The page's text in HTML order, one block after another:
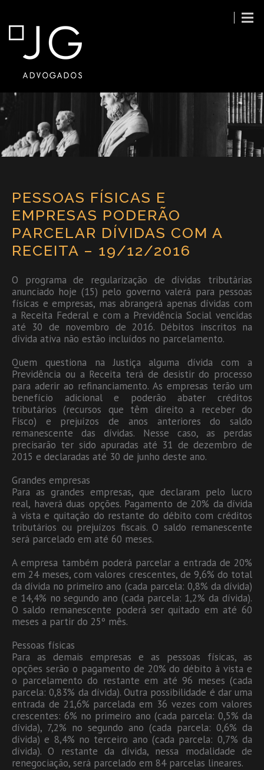
PESSOAS FÍSICAS E
EMPRESAS PODERÃO
PARCELAR DÍVIDAS COM A
RECEITA – 19/12/2016
O programa de regularização de dívidas tributárias
anunciado hoje (15) pelo governo valerá para pessoas
físicas e empresas, mas abrangerá apenas dívidas com
a Receita Federal e com a Previdência Social vencidas
até 30 de novembro de 2016. Débitos inscritos na
dívida ativa não estão incluídos no parcelamento.
Quem questiona na Justiça alguma dívida com a
Previdência ou a Receita terá de desistir do processo
para aderir ao refinanciamento. As empresas terão um
benefício adicional e poderão abater créditos
tributários (recursos que têm direito a receber do
Fisco) e prejuízos de anos anteriores do saldo
remanescente das dívidas. Nesse caso, as perdas
precisarão ter sido apuradas até 31 de dezembro de
2015 e declaradas até 30 de junho deste ano.
Grandes empresas
Para as grandes empresas, que declaram pelo lucro
real, haverá duas opções. Pagamento de 20% da dívida
à vista e quitação do restante do débito com créditos
tributários ou prejuízos fiscais. O saldo remanescente
será parcelado em até 60 meses.
A empresa também poderá parcelar a entrada de 20%
em 24 meses, com valores crescentes, de 9,6% do total
da dívida no primeiro ano (cada parcela: 0,8% da dívida)
e 14,4% no segundo ano (cada parcela: 1,2% da dívida).
O saldo remanescente poderá ser quitado em até 60
meses a partir do 25º mês.
Pessoas físicas
Para as demais empresas e as pessoas físicas, as
opções serão o pagamento de 20% do débito à vista e
o parcelamento do restante em até 96 meses (cada
parcela: 0,83% da dívida). Outra possibilidade é dar uma
entrada de 21,6% parcelada em 36 vezes com valores
crescentes: 6% no primeiro ano (cada parcela: 0,5% da
dívida), 7,2% no segundo ano (cada parcela: 0,6% da
dívida) e 8,4% no terceiro ano (cada parcela: 0,7% da
dívida). O restante da dívida, nessa modalidade de
renegociação, será parcelado em 84 parcelas lineares.